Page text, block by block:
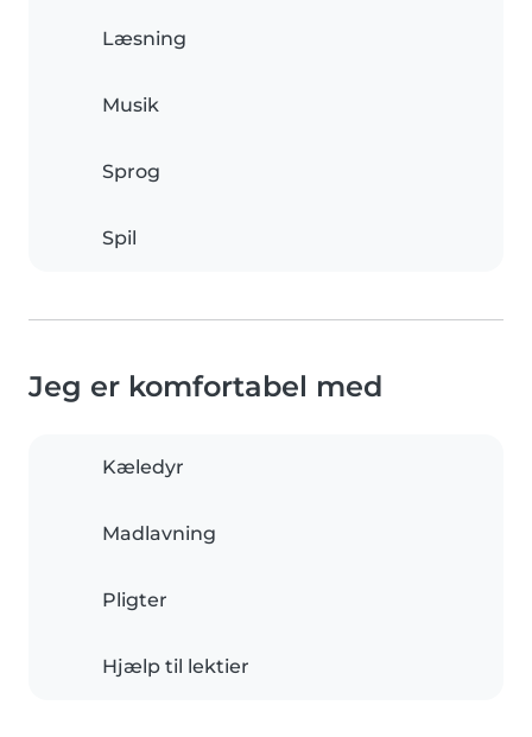
Læsning
Musik
Sprog
Spil
Jeg er komfortabel med
Kæledyr
Madlavning
Pligter
Hjælp til lektier